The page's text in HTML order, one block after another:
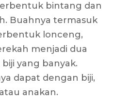
bintang dan
Buahnya termasuk
lonceng,
menjadi dua
yang banyak.
dapat dengan biji,
anakan.